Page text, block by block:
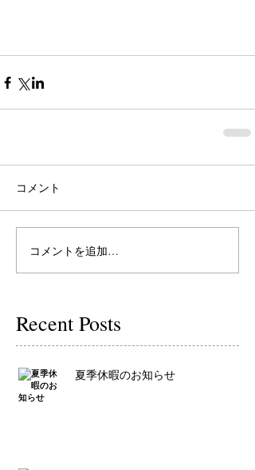
コメント
コメントを追加…
Recent Posts
夏季休暇のお知らせ